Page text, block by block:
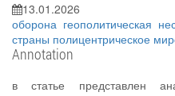
13.01.2026
оборона геополитическая
страны полицентрическое
Annotation
в статье представлен